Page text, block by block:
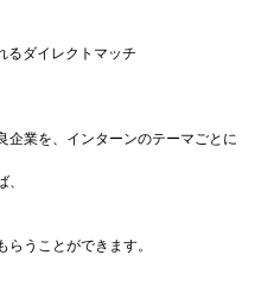
るダイレクトマッチ
企業を、インターンのテーマごとに
らうことができます。